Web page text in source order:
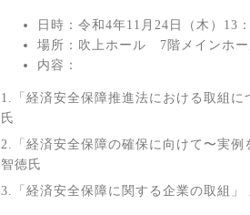
日時：令和4年11月24日（木）13
場所：吹上ホール 7階メインホー
内容：
1.「経済安全保障推進法における取組
氏
2.「経済安全保障の確保に向けて〜
智徳氏
3.「経済安全保障に関する企業の取組